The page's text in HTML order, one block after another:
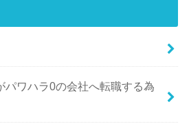
パワハラ0の会社へ転職する為